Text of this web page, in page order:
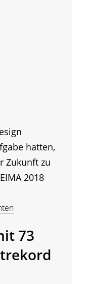
hatten,
Zukunft zu
2018
73